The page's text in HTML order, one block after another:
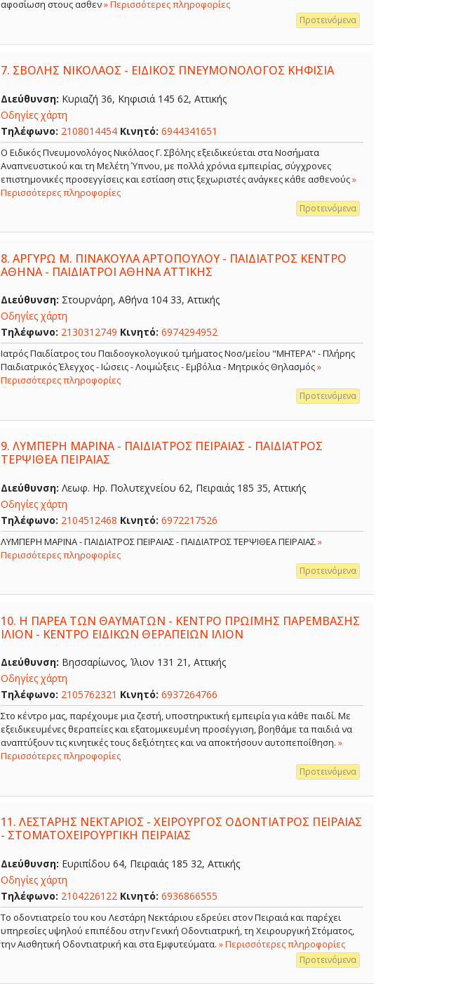
αφοσίωση στους ασθεν» Περισσότερες πληροφορίες
Προτεινόμενα
7. ΣΒΟΛΗΣ ΝΙΚΟΛΑΟΣ - ΕΙΔΙΚΟΣ ΠΝΕΥΜΟΝΟΛΟΓΟΣ ΚΗΦΙΣΙΑ
Διεύθυνση: Κυριαζή 36, Κηφισιά 145 62, Αττικής
Οδηγίες χάρτη
Τηλέφωνο: 2108014454 Κινητό: 6944341651
O Ειδικός Πνευμονολόγος Νικόλαος Γ. Σβόλης εξειδικεύεται στα Νοσήματα
Αναπνευστικού και τη Μελέτη Ύπνου, με πολλά χρόνια εμπειρίας, σύγχρονες
επιστημονικές προσεγγίσεις και εστίαση στις ξεχωριστές ανάγκες κάθε ασθενούς»
Περισσότερες πληροφορίες
Προτεινόμενα
8. ΑΡΓΥΡΩ Μ. ΠΙΝΑΚΟΥΛΑ ΑΡΤΟΠΟΥΛΟΥ - ΠΑΙΔΙΑΤΡΟΣ ΚΕΝΤΡΟ
ΑΘΗΝΑ - ΠΑΙΔΙΑΤΡΟΙ ΑΘΗΝΑ ΑΤΤΙΚΗΣ
Διεύθυνση: Στουρνάρη, Αθήνα 104 33, Αττικής
Οδηγίες χάρτη
Τηλέφωνο: 2130312749 Κινητό: 6974294952
Ιατρός Παιδίατρος του Παιδοογκολογικού τμήματος Νοσ/μείου "ΜΗΤΕΡΑ" - Πλήρης
Παιδιατρικός Έλεγχος - Ιώσεις - Λοιμώξεις - Εμβόλια - Μητρικός Θηλασμός»
Περισσότερες πληροφορίες
Προτεινόμενα
9. ΛΥΜΠΕΡΗ ΜΑΡΙΝΑ - ΠΑΙΔΙΑΤΡΟΣ ΠΕΙΡΑΙΑΣ - ΠΑΙΔΙΑΤΡΟΣ
ΤΕΡΨΙΘΕΑ ΠΕΙΡΑΙΑΣ
Διεύθυνση: Λεωφ. Ηρ. Πολυτεχνείου 62, Πειραιάς 185 35, Αττικής
Οδηγίες χάρτη
Τηλέφωνο: 2104512468 Κινητό: 6972217526
ΛΥΜΠΕΡΗ ΜΑΡΙΝΑ - ΠΑΙΔΙΑΤΡΟΣ ΠΕΙΡΑΙΑΣ - ΠΑΙΔΙΑΤΡΟΣ ΤΕΡΨΙΘΕΑ ΠΕΙΡΑΙΑΣ»
Περισσότερες πληροφορίες
Προτεινόμενα
10. Η ΠΑΡΕΑ ΤΩΝ ΘΑΥΜΑΤΩΝ - ΚΕΝΤΡΟ ΠΡΩΪΜΗΣ ΠΑΡΕΜΒΑΣΗΣ
ΙΛΙΟΝ - ΚΕΝΤΡΟ ΕΙΔΙΚΩΝ ΘΕΡΑΠΕΙΩΝ ΙΛΙΟΝ
Διεύθυνση: Βησσαρίωνος, Ίλιον 131 21, Αττικής
Οδηγίες χάρτη
Τηλέφωνο: 2105762321 Κινητό: 6937264766
Στο κέντρο μας, παρέχουμε μια ζεστή, υποστηρικτική εμπειρία για κάθε παιδί. Με
εξειδικευμένες θεραπείες και εξατομικευμένη προσέγγιση, βοηθάμε τα παιδιά να
αναπτύξουν τις κινητικές τους δεξιότητες και να αποκτήσουν αυτοπεποίθηση. »
Περισσότερες πληροφορίες
Προτεινόμενα
11. ΛΕΣΤΑΡΗΣ ΝΕΚΤΑΡΙΟΣ - ΧΕΙΡΟΥΡΓΟΣ ΟΔΟΝΤΙΑΤΡΟΣ ΠΕΙΡΑΙΑΣ
- ΣΤΟΜΑΤΟΧΕΙΡΟΥΡΓΙΚΗ ΠΕΙΡΑΙΑΣ
Διεύθυνση: Ευριπίδου 64, Πειραιάς 185 32, Αττικής
Οδηγίες χάρτη
Τηλέφωνο: 2104226122 Κινητό: 6936866555
Το οδοντιατρείο του κου Λεστάρη Νεκτάριου εδρεύει στον Πειραιά και παρέχει
υπηρεσίες υψηλού επιπέδου στην Γενική Οδοντιατρική, τη Χειρουργική Στόματος,
την Αισθητική Οδοντιατρική και στα Εμφυτεύματα. » Περισσότερες πληροφορίες
Προτεινόμενα